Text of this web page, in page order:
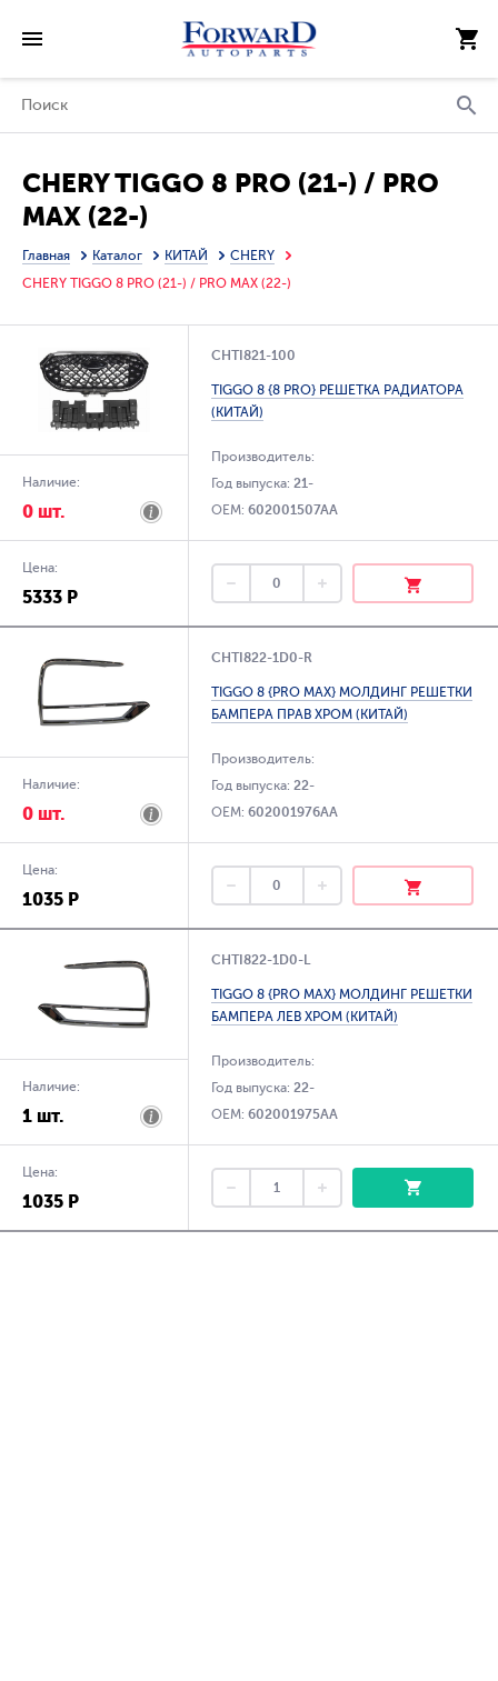
CHERY TIGGO 8 PRO (21-) / PRO
MAX (22-)
Главная Каталог КИТАЙ
CHERY
CHERY TIGGO 8 PRO (21-) / PRO MAX (22-)
Наличие:
0 шт.
CHTI821-100
TIGGO 8 {8 PRO} РЕШЕТКА РАДИАТОРА
(КИТАЙ)
Производитель:
Год выпуска:21-
OEM:602001507AA
Цена:
5333 Р
Наличие:
0 шт.
CHTI822-1D0-R
TIGGO 8 {PRO MAX} МОЛДИНГ РЕШЕТКИ
БАМПЕРА ПРАВ ХРОМ (КИТАЙ)
Производитель:
Год выпуска:22-
OEM:602001976AA
Цена:
1035 Р
Наличие:
1 шт.
CHTI822-1D0-L
TIGGO 8 {PRO MAX} МОЛДИНГ РЕШЕТКИ
БАМПЕРА ЛЕВ ХРОМ (КИТАЙ)
Производитель:
Год выпуска:22-
OEM:602001975AA
Цена:
1035 Р